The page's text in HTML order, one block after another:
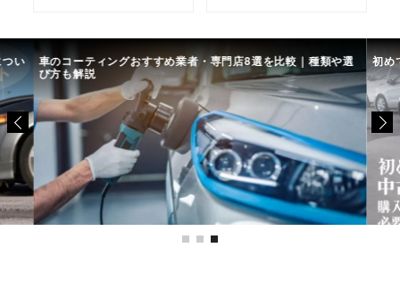
い 車のコーティングおすすめ業者・専門店8選を比較｜種類や選
び方も解説
初め